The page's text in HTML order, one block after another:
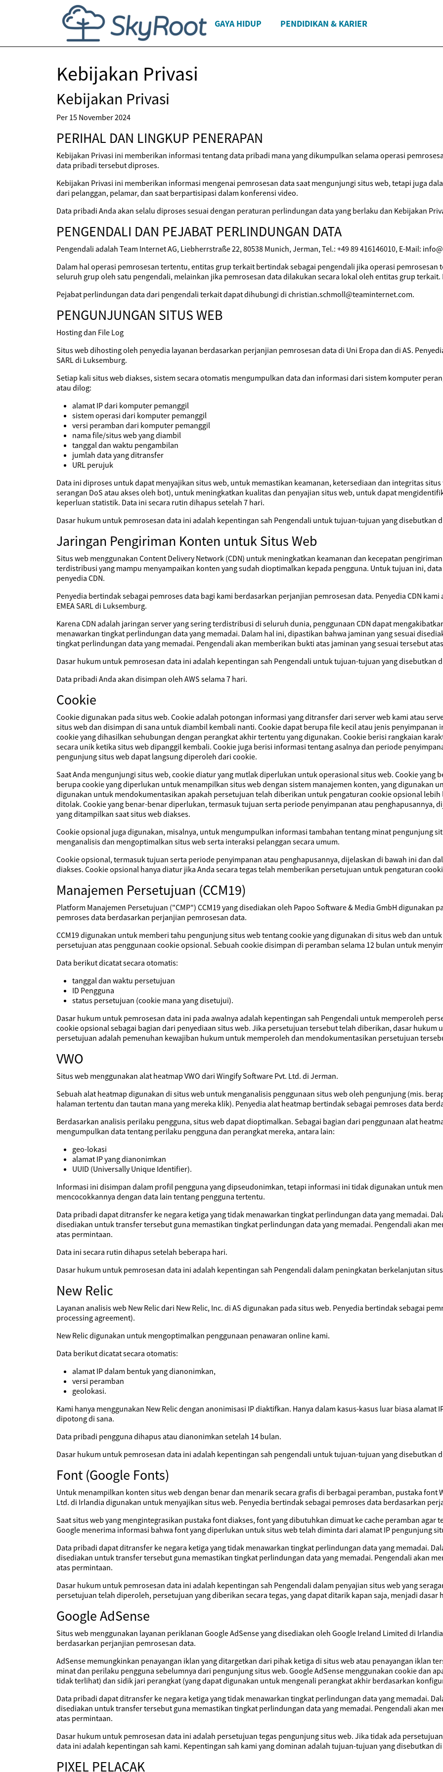
GAYA HIDUP PENDIDIKAN & KARIER
Kebijakan Privasi
Kebijakan Privasi
Per 15 November 2024
PERIHAL DAN LINGKUP PENERAPAN
Kebijakan Privasi ini memberikan informasi tentang data pribadi mana yang dikumpulkan selama operasi
data pribadi tersebut diproses.
Kebijakan Privasi ini memberikan informasi mengenai pemrosesan data saat mengunjungi situs web, tetapi juga
dari pelanggan, pelamar, dan saat berpartisipasi dalam konferensi video.
Data pribadi Anda akan selalu diproses sesuai dengan peraturan perlindungan data yang berlaku dan Kebijakan
PENGENDALI DAN PEJABAT PERLINDUNGAN DATA
Pengendali adalah Team Internet AG, Liebherrstraße 22, 80538 Munich, Jerman, Tel.: +49 89 416146010, E-Mail:
Dalam hal operasi pemrosesan tertentu, entitas grup terkait bertindak sebagai pengendali jika operasi
seluruh grup oleh satu pengendali, melainkan jika pemrosesan data dilakukan secara lokal oleh entitas grup
Pejabat perlindungan data dari pengendali terkait dapat dihubungi di christian.schmoll@teaminternet.com.
PENGUNJUNGAN SITUS WEB
Hosting dan File Log
Situs web dihosting oleh penyedia layanan berdasarkan perjanjian pemrosesan data di Uni Eropa dan di AS.
SARL di Luksemburg.
Setiap kali situs web diakses, sistem secara otomatis mengumpulkan data dan informasi dari sistem komputer
atau dilog:
alamat IP dari komputer pemanggil
sistem operasi dari komputer pemanggil
versi peramban dari komputer pemanggil
nama file/situs web yang diambil
tanggal dan waktu pengambilan
jumlah data yang ditransfer
URL perujuk
Data ini diproses untuk dapat menyajikan situs web, untuk memastikan keamanan, ketersediaan dan integritas
serangan DoS atau akses oleh bot), untuk meningkatkan kualitas dan penyajian situs web, untuk dapat
keperluan statistik. Data ini secara rutin dihapus setelah 7 hari.
Dasar hukum untuk pemrosesan data ini adalah kepentingan sah Pengendali untuk tujuan-tujuan yang disebutkan
Jaringan Pengiriman Konten untuk Situs Web
Situs web menggunakan Content Delivery Network (CDN) untuk meningkatkan keamanan dan kecepatan
terdistribusi yang mampu menyampaikan konten yang sudah dioptimalkan kepada pengguna. Untuk tujuan ini,
penyedia CDN.
Penyedia bertindak sebagai pemroses data bagi kami berdasarkan perjanjian pemrosesan data. Penyedia CDN
EMEA SARL di Luksemburg.
Karena CDN adalah jaringan server yang sering terdistribusi di seluruh dunia, penggunaan CDN dapat
menawarkan tingkat perlindungan data yang memadai. Dalam hal ini, dipastikan bahwa jaminan yang sesuai
tingkat perlindungan data yang memadai. Pengendali akan memberikan bukti atas jaminan yang sesuai tersebut
Dasar hukum untuk pemrosesan data ini adalah kepentingan sah Pengendali untuk tujuan-tujuan yang disebutkan
Data pribadi Anda akan disimpan oleh AWS selama 7 hari.
Cookie
Cookie digunakan pada situs web. Cookie adalah potongan informasi yang ditransfer dari server web kami atau
situs web dan disimpan di sana untuk diambil kembali nanti. Cookie dapat berupa file kecil atau jenis
cookie yang dihasilkan sehubungan dengan perangkat akhir tertentu yang digunakan. Cookie berisi rangkaian
secara unik ketika situs web dipanggil kembali. Cookie juga berisi informasi tentang asalnya dan periode
pengunjung situs web dapat langsung diperoleh dari cookie.
Saat Anda mengunjungi situs web, cookie diatur yang mutlak diperlukan untuk operasional situs web. Cookie yang
berupa cookie yang diperlukan untuk menampilkan situs web dengan sistem manajemen konten, yang digunakan
digunakan untuk mendokumentasikan apakah persetujuan telah diberikan untuk pengaturan cookie opsional
ditolak. Cookie yang benar-benar diperlukan, termasuk tujuan serta periode penyimpanan atau penghapusannya,
yang ditampilkan saat situs web diakses.
Cookie opsional juga digunakan, misalnya, untuk mengumpulkan informasi tambahan tentang minat pengunjung
menganalisis dan mengoptimalkan situs web serta interaksi pelanggan secara umum.
Cookie opsional, termasuk tujuan serta periode penyimpanan atau penghapusannya, dijelaskan di bawah ini dan
diakses. Cookie opsional hanya diatur jika Anda secara tegas telah memberikan persetujuan untuk pengaturan
Manajemen Persetujuan (CCM19)
Platform Manajemen Persetujuan ("CMP") CCM19 yang disediakan oleh Papoo Software & Media GmbH digunakan
pemroses data berdasarkan perjanjian pemrosesan data.
CCM19 digunakan untuk memberi tahu pengunjung situs web tentang cookie yang digunakan di situs web dan
persetujuan atas penggunaan cookie opsional. Sebuah cookie disimpan di peramban selama 12 bulan untuk
Data berikut dicatat secara otomatis:
tanggal dan waktu persetujuan
ID Pengguna
status persetujuan (cookie mana yang disetujui).
Dasar hukum untuk pemrosesan data ini pada awalnya adalah kepentingan sah Pengendali untuk memperoleh
cookie opsional sebagai bagian dari penyediaan situs web. Jika persetujuan tersebut telah diberikan, dasar
persetujuan adalah pemenuhan kewajiban hukum untuk memperoleh dan mendokumentasikan persetujuan
VWO
Situs web menggunakan alat heatmap VWO dari Wingify Software Pvt. Ltd. di Jerman.
Sebuah alat heatmap digunakan di situs web untuk menganalisis penggunaan situs web oleh pengunjung (mis.
halaman tertentu dan tautan mana yang mereka klik). Penyedia alat heatmap bertindak sebagai pemroses data
Berdasarkan analisis perilaku pengguna, situs web dapat dioptimalkan. Sebagai bagian dari penggunaan alat
mengumpulkan data tentang perilaku pengguna dan perangkat mereka, antara lain:
geo-lokasi
alamat IP yang dianonimkan
UUID (Universally Unique Identifier).
Informasi ini disimpan dalam profil pengguna yang dipseudonimkan, tetapi informasi ini tidak digunakan untuk
mencocokkannya dengan data lain tentang pengguna tertentu.
Data pribadi dapat ditransfer ke negara ketiga yang tidak menawarkan tingkat perlindungan data yang memadai.
disediakan untuk transfer tersebut guna memastikan tingkat perlindungan data yang memadai. Pengendali akan
atas permintaan.
Data ini secara rutin dihapus setelah beberapa hari.
Dasar hukum untuk pemrosesan data ini adalah kepentingan sah Pengendali dalam peningkatan berkelanjutan
New Relic
Layanan analisis web New Relic dari New Relic, Inc. di AS digunakan pada situs web. Penyedia bertindak sebagai
processing agreement).
New Relic digunakan untuk mengoptimalkan penggunaan penawaran online kami.
Data berikut dicatat secara otomatis:
alamat IP dalam bentuk yang dianonimkan,
versi peramban
geolokasi.
Kami hanya menggunakan New Relic dengan anonimisasi IP diaktifkan. Hanya dalam kasus-kasus luar biasa alamat
dipotong di sana.
Data pribadi pengguna dihapus atau dianonimkan setelah 14 bulan.
Dasar hukum untuk pemrosesan data ini adalah kepentingan sah pengendali untuk tujuan-tujuan yang disebutkan
Font (Google Fonts)
Untuk menampilkan konten situs web dengan benar dan menarik secara grafis di berbagai peramban, pustaka font
Ltd. di Irlandia digunakan untuk menyajikan situs web. Penyedia bertindak sebagai pemroses data berdasarkan
Saat situs web yang mengintegrasikan pustaka font diakses, font yang dibutuhkan dimuat ke cache peramban agar
Google menerima informasi bahwa font yang diperlukan untuk situs web telah diminta dari alamat IP pengunjung
Data pribadi dapat ditransfer ke negara ketiga yang tidak menawarkan tingkat perlindungan data yang memadai.
disediakan untuk transfer tersebut guna memastikan tingkat perlindungan data yang memadai. Pengendali akan
atas permintaan.
Dasar hukum untuk pemrosesan data ini adalah kepentingan sah Pengendali dalam penyajian situs web yang
persetujuan telah diperoleh, persetujuan yang diberikan secara tegas, yang dapat ditarik kapan saja, menjadi dasar
Google AdSense
Situs web menggunakan layanan periklanan Google AdSense yang disediakan oleh Google Ireland Limited di
berdasarkan perjanjian pemrosesan data.
AdSense memungkinkan penayangan iklan yang ditargetkan dari pihak ketiga di situs web atau penayangan iklan
minat dan perilaku pengguna sebelumnya dari pengunjung situs web. Google AdSense menggunakan cookie dan
tidak terlihat) dan sidik jari perangkat (yang dapat digunakan untuk mengenali perangkat akhir berdasarkan
Data pribadi dapat ditransfer ke negara ketiga yang tidak menawarkan tingkat perlindungan data yang memadai.
disediakan untuk transfer tersebut guna memastikan tingkat perlindungan data yang memadai. Pengendali akan
atas permintaan.
Dasar hukum untuk pemrosesan data ini adalah persetujuan tegas pengunjung situs web. Jika tidak ada
data ini adalah kepentingan sah kami. Kepentingan sah kami yang dominan adalah tujuan-tujuan yang disebutkan di
PIXEL PELACAK